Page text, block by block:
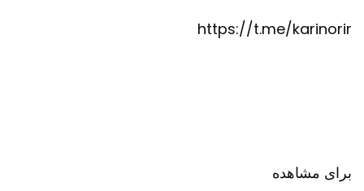
https://t.me/karinorir
برای مشاهده